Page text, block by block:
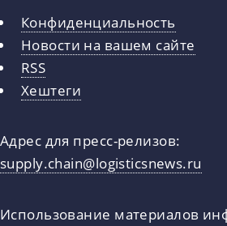
Конфиденциальность
Новости на вашем сайте
RSS
Хештеги
Адрес для пресс-релизов:
supply.chain@logisticsnews.ru
Использование материалов